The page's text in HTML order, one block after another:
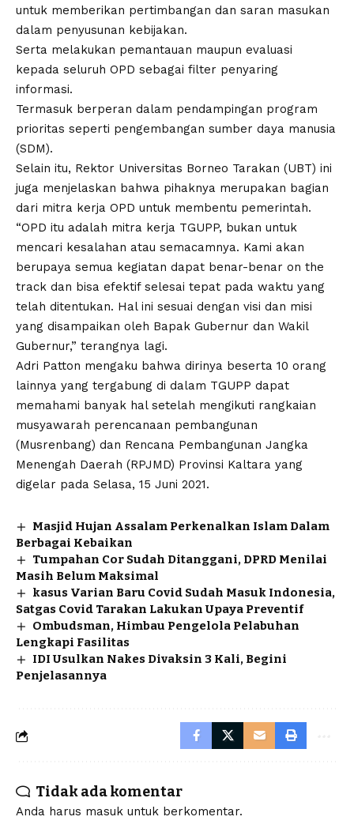
untuk memberikan pertimbangan dan saran masukan
dalam penyusunan kebijakan.
Serta melakukan pemantauan maupun evaluasi
kepada seluruh OPD sebagai filter penyaring
informasi.
Termasuk berperan dalam pendampingan program
prioritas seperti pengembangan sumber daya manusia
(SDM).
Selain itu, Rektor Universitas Borneo Tarakan (UBT) ini
juga menjelaskan bahwa pihaknya merupakan bagian
dari mitra kerja OPD untuk membentu pemerintah.
“OPD itu adalah mitra kerja TGUPP, bukan untuk
mencari kesalahan atau semacamnya. Kami akan
berupaya semua kegiatan dapat benar-benar on the
track dan bisa efektif selesai tepat pada waktu yang
telah ditentukan. Hal ini sesuai dengan visi dan misi
yang disampaikan oleh Bapak Gubernur dan Wakil
Gubernur,” terangnya lagi.
Adri Patton mengaku bahwa dirinya beserta 10 orang
lainnya yang tergabung di dalam TGUPP dapat
memahami banyak hal setelah mengikuti rangkaian
musyawarah perencanaan pembangunan
(Musrenbang) dan Rencana Pembangunan Jangka
Menengah Daerah (RPJMD) Provinsi Kaltara yang
digelar pada Selasa, 15 Juni 2021.
Masjid Hujan Assalam Perkenalkan Islam Dalam
Berbagai Kebaikan
Tumpahan Cor Sudah Ditanggani, DPRD Menilai
Masih Belum Maksimal
kasus Varian Baru Covid Sudah Masuk Indonesia,
Satgas Covid Tarakan Lakukan Upaya Preventif
Ombudsman, Himbau Pengelola Pelabuhan
Lengkapi Fasilitas
IDI Usulkan Nakes Divaksin 3 Kali, Begini
Penjelasannya
Tidak ada komentar
Anda harus masuk untuk berkomentar.